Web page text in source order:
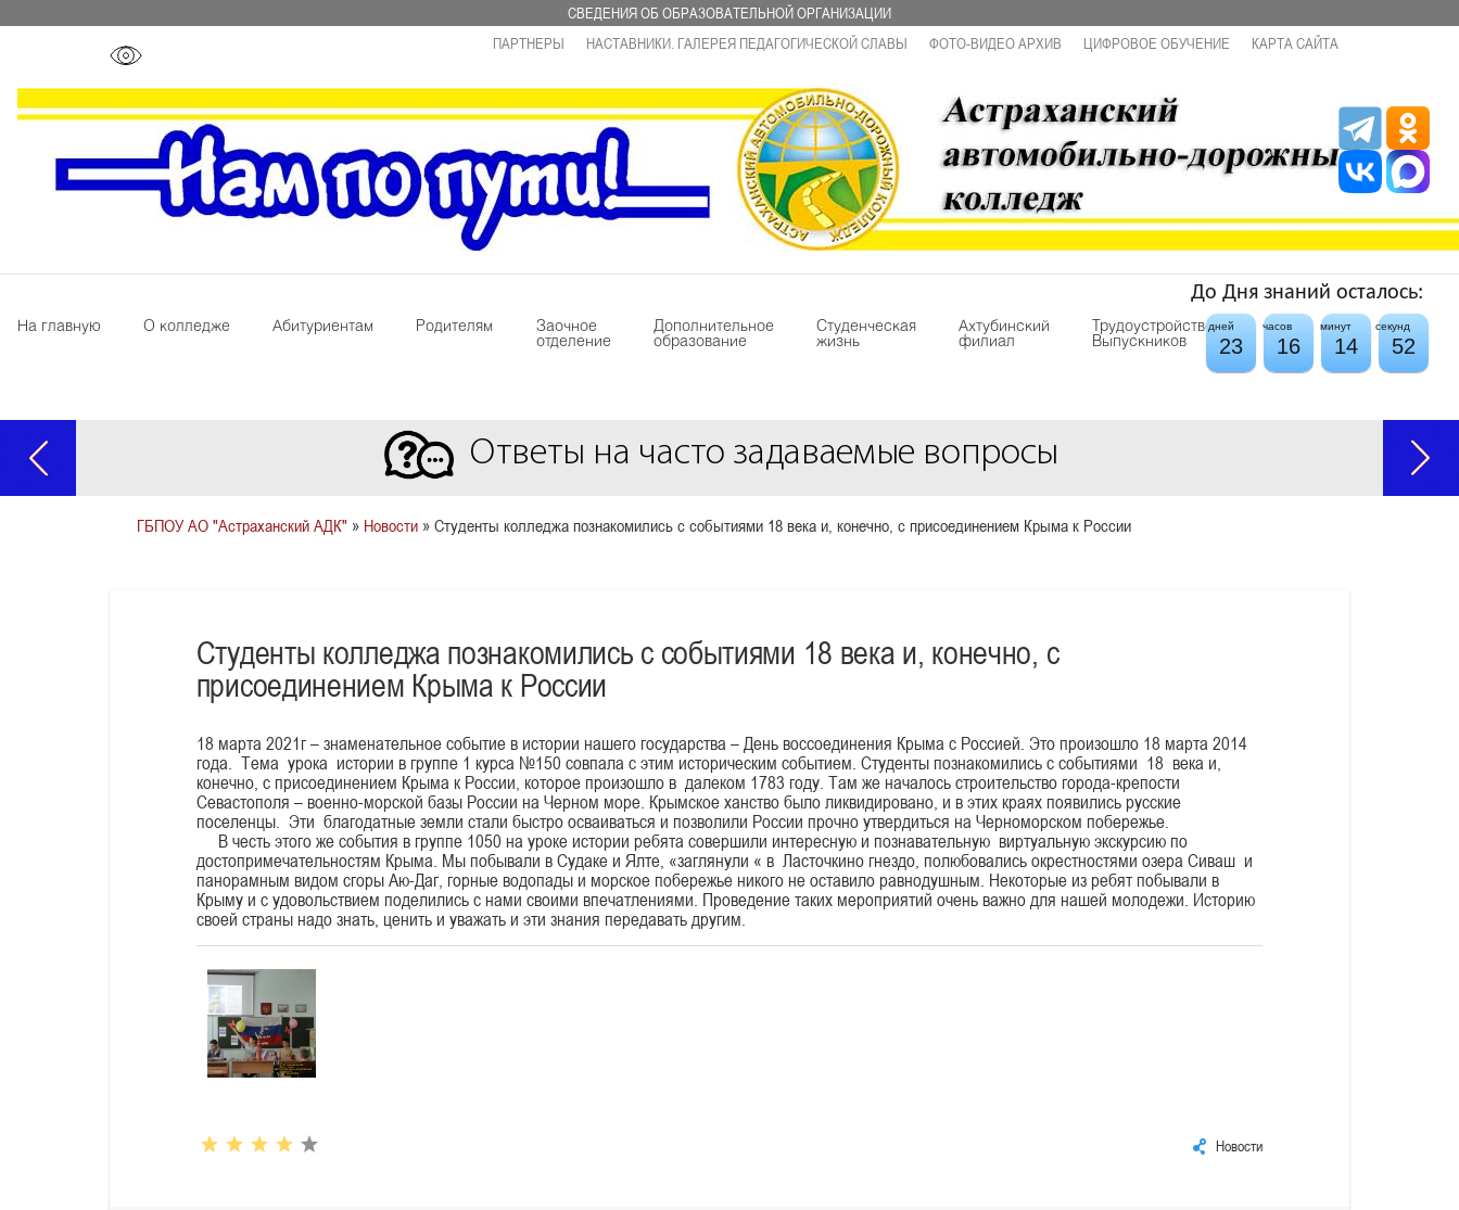
СВЕДЕНИЯ ОБ ОБРАЗОВАТЕЛЬНОЙ ОРГАНИЗАЦИИ
ПАРТНЕРЫ
НАСТАВНИКИ. ГАЛЕРЕЯ ПЕДАГОГИЧЕСКОЙ СЛАВЫ ФОТО-ВИДЕО АРХИВ ЦИФРОВОЕ ОБУЧЕНИЕ КАРТА САЙТА
На главную О колледже Абитуриентам Родителям
Заочное
отделение
Дополнительное
образование
Студенческая
жизнь
Ахтубинский
филиал
Трудоустройство
Выпускников
До Дня знаний осталось:
дней часов минут секунд
23 16 14 52
Ответы на часто задаваемые вопросы
ГБПОУ АО "Астраханский АДК" » Новости» Студенты колледжа познакомились с событиями 18 века и, конечно, с присоединением Крыма к России
Студенты колледжа познакомились с событиями 18 века и, конечно, с
присоединением Крыма к России
18 марта 2021г – знаменательное событие в истории нашего государства – День воссоединения Крыма с Россией. Это произошло 18 марта 2014
года. Тема урока истории в группе 1 курса №150 совпала с этим историческим событием. Студенты познакомились с событиями 18 века и,
конечно, с присоединением Крыма к России, которое произошло в далеком 1783 году. Там же началось строительство города-крепости
Севастополя – военно-морской базы России на Черном море. Крымское ханство было ликвидировано, и в этих краях появились русские
поселенцы. Эти благодатные земли стали быстро осваиваться и позволили России прочно утвердиться на Черноморском побережье.
В честь этого же события в группе 1050 на уроке истории ребята совершили интересную и познавательную виртуальную экскурсию по
достопримечательностям Крыма. Мы побывали в Судаке и Ялте, «заглянули « в Ласточкино гнездо, полюбовались окрестностями озера Сиваш и
панорамным видом cгоры Аю-Даг, горные водопады и морское побережье никого не оставило равнодушным. Некоторые из ребят побывали в
Крыму и с удовольствием поделились с нами своими впечатлениями. Проведение таких мероприятий очень важно для нашей молодежи. Историю
своей страны надо знать, ценить и уважать и эти знания передавать другим.
Новости